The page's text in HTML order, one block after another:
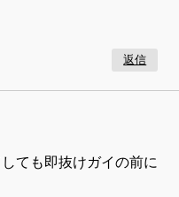
返信
ても即抜けガイの前に